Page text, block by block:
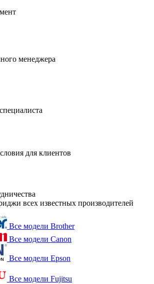
менеджера
для клиентов
всех известных производителей
Все модели Brother
Все модели Canon
Все модели Epson
Все модели Fujitsu